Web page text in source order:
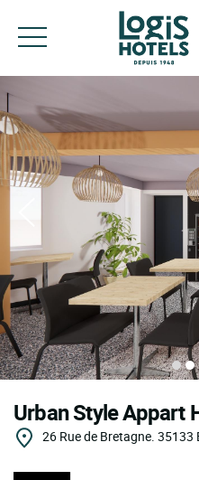
Urban Style Appart
26 Rue de Bretagne. 35133